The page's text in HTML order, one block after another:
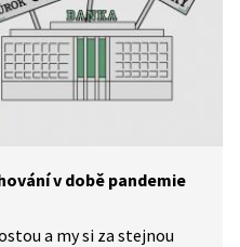
v době pandemie
a my si za stejnou